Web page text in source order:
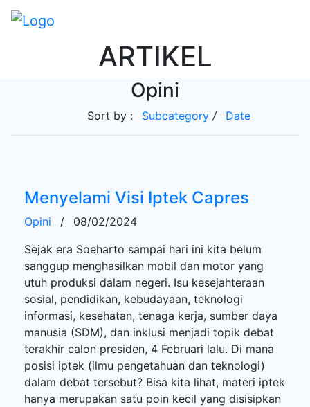
ARTIKEL
Opini
Sort by : Subcategory / Date
Menyelami Visi Iptek Capres
Opini /
08/02/2024
Sejak era Soeharto sampai hari ini kita belum
sanggup menghasilkan mobil dan motor yang
utuh produksi dalam negeri. Isu kesejahteraan
sosial, pendidikan, kebudayaan, teknologi
informasi, kesehatan, tenaga kerja, sumber daya
manusia (SDM), dan inklusi menjadi topik debat
terakhir calon presiden, 4 Februari lalu. Di mana
posisi iptek (ilmu pengetahuan dan teknologi)
dalam debat tersebut? Bisa kita lihat, materi iptek
hanya merupakan satu poin kecil yang disisipkan